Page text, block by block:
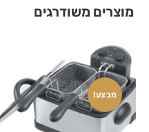
מוצרים משודרגים
מבצע!